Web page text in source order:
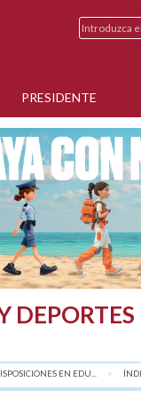
PRESIDENTE
DEPORTES
EN EDU...